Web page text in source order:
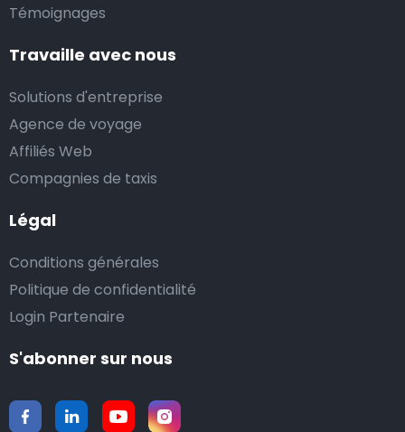
Témoignages
Travaille avec nous
Solutions d'entreprise
Agence de voyage
Affiliés Web
Compagnies de taxis
Légal
Conditions générales
Politique de confidentialité
Login Partenaire
S'abonner sur nous